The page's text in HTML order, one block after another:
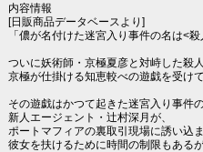
内容情報
[日販商品データベースより]
「儂が名付けた迷宮入り事件の名は<殺
ついに妖術師・京極夏彦と対峙した殺
京極が仕掛ける知恵較べの遊戯を受けて
その遊戯はかつて起きた迷宮入り事件
新人エージェント・辻村深月が、
ポートマフィアの裏取引現場に誘い込ま
彼女を扶けるために時間の制限もある